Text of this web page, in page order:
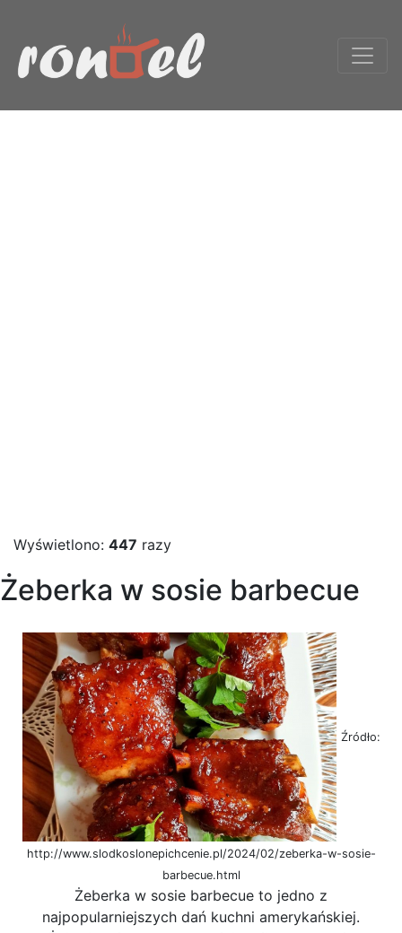
Wyświetlono: 447 razy
Żeberka w sosie barbecue
Źródło:
http://www.slodkoslonepichcenie.pl/2024/02/zeberka-w-sosie-
barbecue.html
Żeberka w sosie barbecue to jedno z
najpopularniejszych dań kuchni amerykańskiej.